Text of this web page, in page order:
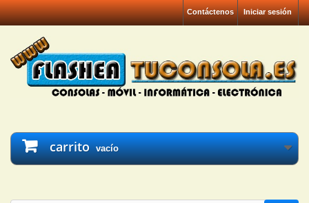
Iniciar sesión
Contáctenos
carrito vacío